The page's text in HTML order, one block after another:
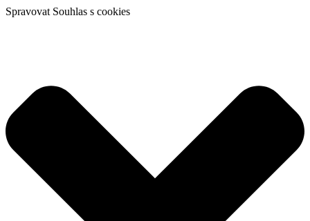
Spravovat Souhlas s cookies